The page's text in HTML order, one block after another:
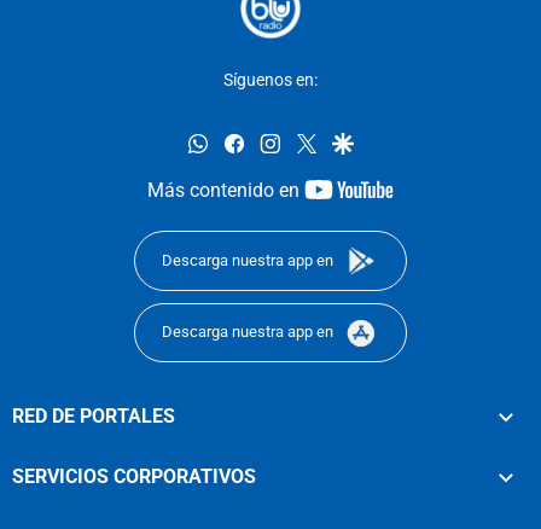
Síguenos en:
whatsappfacebookinstagram
twittergoogle
Más contenido en
youtube-
Descarga nuestra app en
Descarga nuestra app en
RED DE PORTALES
SERVICIOS CORPORATIVOS